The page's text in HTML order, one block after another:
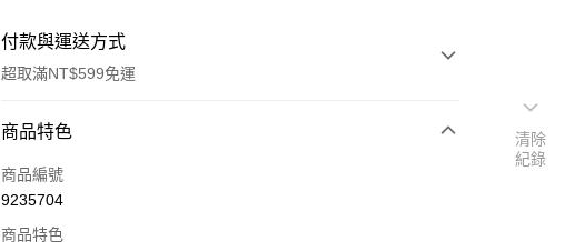
付款與運送方式
超取滿NT$599免運
付款方式
信用卡一次付款
商品特色
商品編號
9235704
商品特色
清除
紀錄